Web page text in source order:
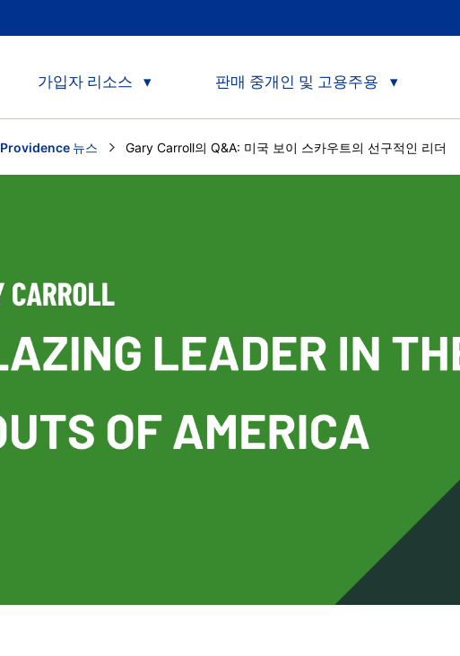
가입자 리소스 판매 중개인 및 고용주용
Providence 뉴스 Current:
Gary Carroll의 Q&A: 미국 보이 스카우트의 선구적인 리더